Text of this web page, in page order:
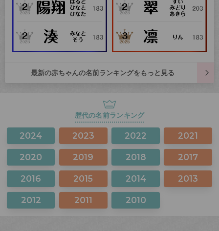
最新の赤ちゃんの名前ランキングをもっと見る
歴代の名前ランキング
2024 2023 2022 2021
2020 2019 2018 2017
2016 2015 2014 2013
2012 2011 2010